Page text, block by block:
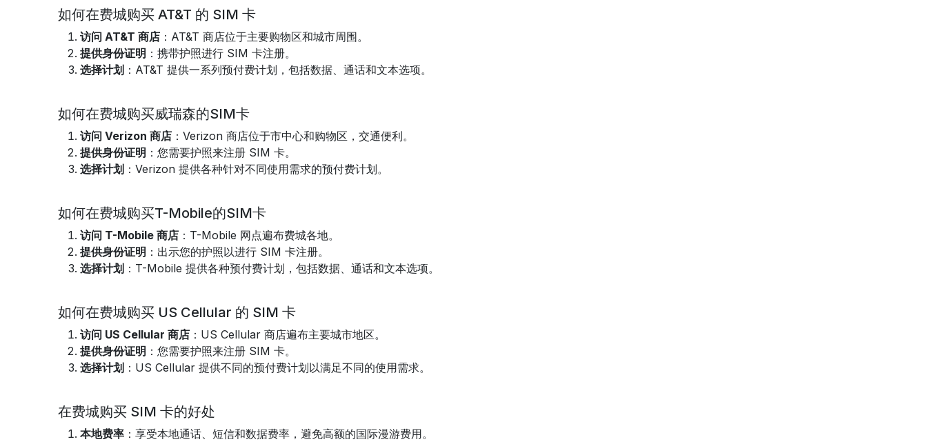
如何在费城购买 AT&T 的 SIM 卡
访问 AT&T 商店 ：AT&T 商店位于主要购物区和城市周围。
提供身份证明 ：携带护照进行 SIM 卡注册。
选择计划 ：AT&T 提供一系列预付费计划，包括数据、通话和文本选项。
如何在费城购买威瑞森的SIM卡
访问 Verizon 商店 ：Verizon 商店位于市中心和购物区，交通便利。
提供身份证明 ：您需要护照来注册 SIM 卡。
选择计划 ：Verizon 提供各种针对不同使用需求的预付费计划。
如何在费城购买T-Mobile的SIM卡
访问 T-Mobile 商店 ：T-Mobile 网点遍布费城各地。
提供身份证明 ：出示您的护照以进行 SIM 卡注册。
选择计划 ：T-Mobile 提供各种预付费计划，包括数据、通话和文本选项。
如何在费城购买 US Cellular 的 SIM 卡
访问 US Cellular 商店 ：US Cellular 商店遍布主要城市地区。
提供身份证明 ：您需要护照来注册 SIM 卡。
选择计划 ：US Cellular 提供不同的预付费计划以满足不同的使用需求。
在费城购买 SIM 卡的好处
本地费率 ：享受本地通话、短信和数据费率，避免高额的国际漫游费用。